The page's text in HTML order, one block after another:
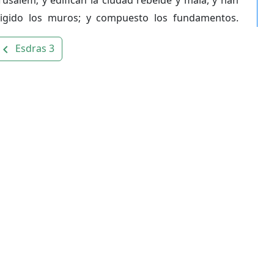
los muros; y compuesto los fundamentos.
navigate_before Esdras 3